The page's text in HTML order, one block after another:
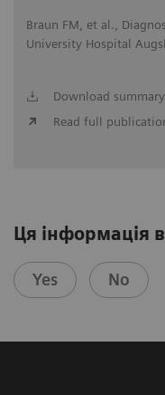
Braun FM, et al.,
University Hospital
Download
Read full
Ця інформація
Yes No